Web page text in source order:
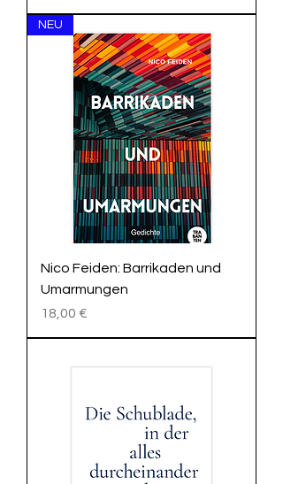
NEU
Nico Feiden: Barrikaden und
Umarmungen
Preis
18,00 €